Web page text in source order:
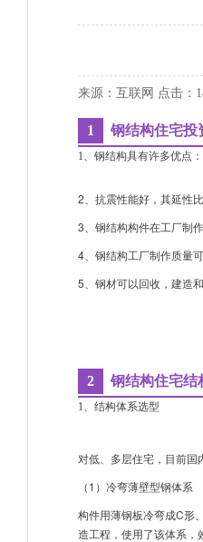
来源：互联网 点击：
1 钢结构住宅投
1、钢结构具有许多优点
2、抗震性能好，其延性
3、钢结构构件在工厂制
4、钢结构工厂制作质量
5、钢材可以回收，建造
2 钢结构住宅结
1、结构体系选型
对低、多层住宅，目前
（1）冷弯薄壁型钢体系
构件用薄钢板冷弯成C形
造工程，使用了该体系，